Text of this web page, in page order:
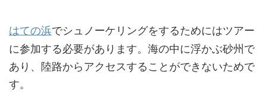
はての浜でシュノーケリングをするためにはツアー
に参加する必要があります。海の中に浮かぶ砂州で
あり、陸路からアクセスすることができないためで
す。